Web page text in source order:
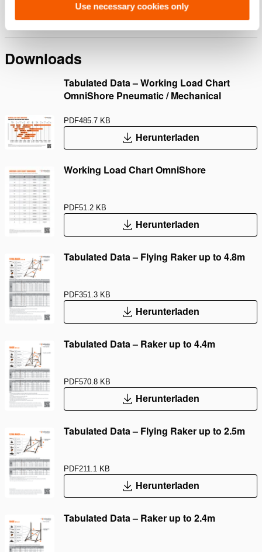
Use necessary cookies only
Downloads
Tabulated Data – Working Load Chart
OmniShore Pneumatic / Mechanical
PDF485.7 KB
Herunterladen
Working Load Chart OmniShore
PDF51.2 KB
Herunterladen
Tabulated Data – Flying Raker up to 4.8m
PDF351.3 KB
Herunterladen
Tabulated Data – Raker up to 4.4m
PDF570.8 KB
Herunterladen
Tabulated Data – Flying Raker up to 2.5m
PDF211.1 KB
Herunterladen
Tabulated Data – Raker up to 2.4m